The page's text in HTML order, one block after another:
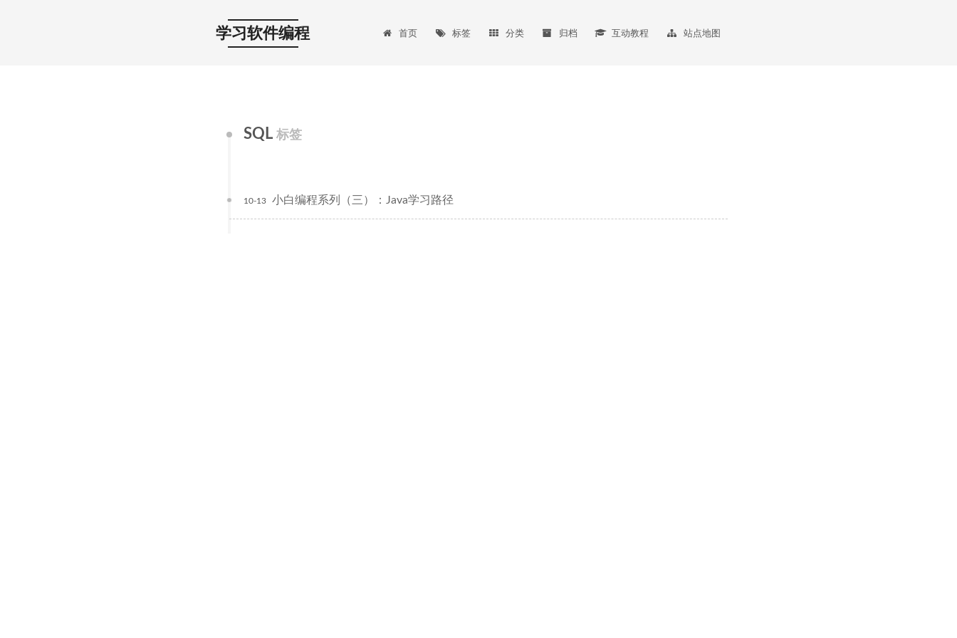
学习软件编程 首页 标签 分类 归档 互动教程 站点地图
SQL 标签
小白编程系列（三）：Java学习路径
10-13